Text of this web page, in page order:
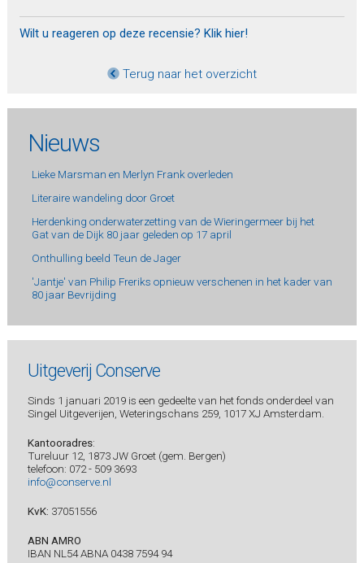
Wilt u reageren op deze recensie? Klik hier!
Terug naar het overzicht
Nieuws
Lieke Marsman en Merlyn Frank overleden
Literaire wandeling door Groet
Herdenking onderwaterzetting van de Wieringermeer bij het
Gat van de Dijk 80 jaar geleden op 17 april
Onthulling beeld Teun de Jager
'Jantje' van Philip Freriks opnieuw verschenen in het kader van
80 jaar Bevrijding
Uitgeverij Conserve
Sinds 1 januari 2019 is een gedeelte van het fonds onderdeel van
Singel Uitgeverijen, Weteringschans 259, 1017 XJ Amsterdam.
Kantooradres:
Tureluur 12, 1873 JW Groet (gem. Bergen)
telefoon: 072 - 509 3693
info@conserve.nl
KvK: 37051556
ABN AMRO
IBAN NL54 ABNA 0438 7594 94